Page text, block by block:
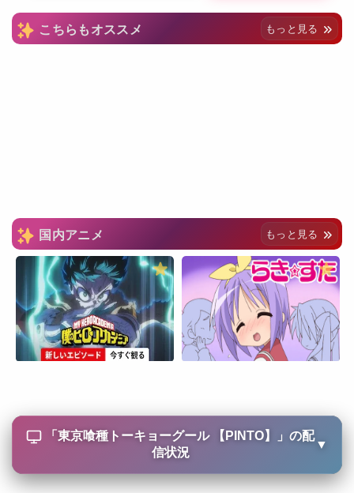
こちらもオススメ もっと見る
国内アニメ もっと見る
「東京喰種トーキョーグール 【PINTO】
」の配
信状況
▼